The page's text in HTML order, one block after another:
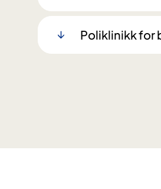
Poliklinikk for